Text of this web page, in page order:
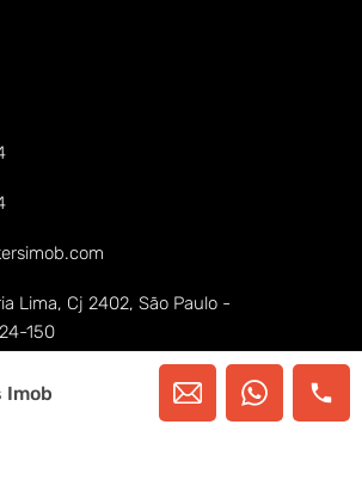
Lima, Cj 2402, São Paulo -
150
Imob